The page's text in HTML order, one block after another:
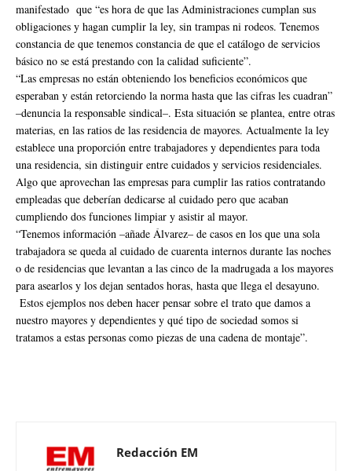
manifestado que “es hora de que las Administraciones cumplan sus
obligaciones y hagan cumplir la ley, sin trampas ni rodeos. Tenemos
constancia de que tenemos constancia de que el catálogo de servicios
básico no se está prestando con la calidad suficiente”.
“Las empresas no están obteniendo los beneficios económicos que
esperaban y están retorciendo la norma hasta que las cifras les cuadran”
–denuncia la responsable sindical–. Esta situación se plantea, entre otras
materias, en las ratios de las residencia de mayores. Actualmente la ley
establece una proporción entre trabajadores y dependientes para toda
una residencia, sin distinguir entre cuidados y servicios residenciales.
Algo que aprovechan las empresas para cumplir las ratios contratando
empleadas que deberían dedicarse al cuidado pero que acaban
cumpliendo dos funciones limpiar y asistir al mayor.
“Tenemos información –añade Álvarez– de casos en los que una sola
trabajadora se queda al cuidado de cuarenta internos durante las noches
o de residencias que levantan a las cinco de la madrugada a los mayores
para asearlos y los dejan sentados horas, hasta que llega el desayuno.
Estos ejemplos nos deben hacer pensar sobre el trato que damos a
nuestro mayores y dependientes y qué tipo de sociedad somos si
tratamos a estas personas como piezas de una cadena de montaje”.
Redacción EM